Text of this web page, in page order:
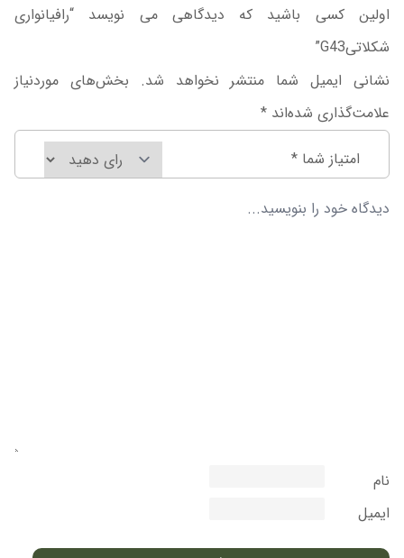
اولین کسی باشید که دیدگاهی می نویسد “رافیانواری
شکلاتیG43”
نشانی ایمیل شما منتشر نخواهد شد. بخش‌های موردنیاز
علامت‌گذاری شده‌اند *
امتیاز شما *
نام
ایمیل